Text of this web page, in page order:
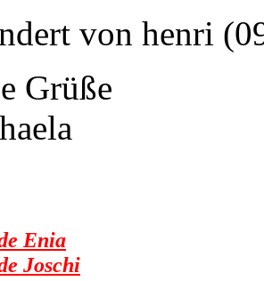
von henri
Grüße
Enia
Joschi